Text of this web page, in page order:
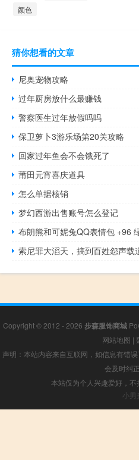
颜色
猜你想看的文章
尼奥宠物攻略
过年厨房放什么最赚钱
警察医生过年放假吗吗
保卫萝卜3游乐场第20关攻略
回家过年鱼会不会饿死了
莆田元宵喜庆道具
怎么单据核销
梦幻西游出售账号怎么登记
索尼罪大滔天，搞到百姓怨声载
Copyright © 2012 - 2026 步森服饰商城
网站地图 |
声明：本站内容来自互联网，如信息有错
会及时纠
本站仅为个人兴趣爱好，
小男